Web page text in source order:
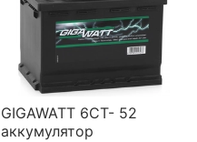
GIGAWATT 6CT- 52
аккумулятор